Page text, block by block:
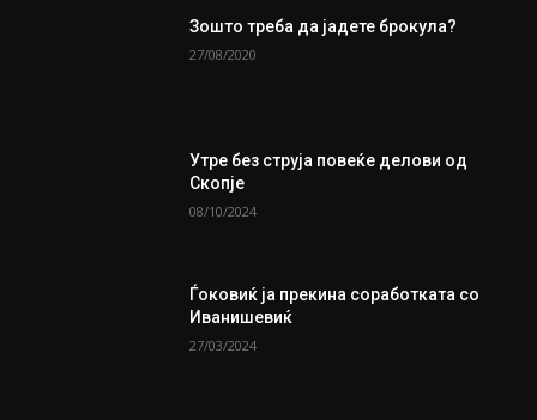
Зошто треба да јадете брокула?
27/08/2020
Утре без струја повеќе делови од
Скопје
08/10/2024
Ѓоковиќ ја прекина соработката со
Иванишевиќ
27/03/2024